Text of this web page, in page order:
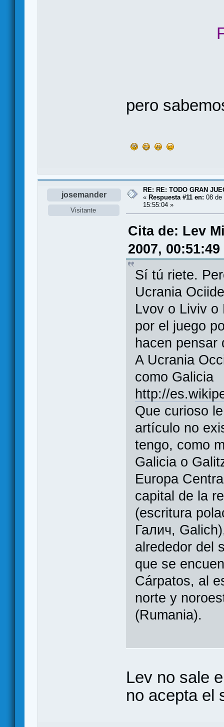
pero
josemander
Visitante
RE: RE: TODO GRAN
« Respuesta #11 en: 08 de
15:55:04 »
Cita de: Lev
2007, 00:51:49
Sí tú riete.
Ucrania
Lvov o Liviv o
por el juego
hacen
A Ucrania
como Galicia
http://
Que curioso
artículo no
tengo, como
Galicia o
Europa
capital de la
(escritura
Галич,
alrededor del
que se
Cárpatos, al
norte y
(Rumania).
Lev no sale
no acepta el